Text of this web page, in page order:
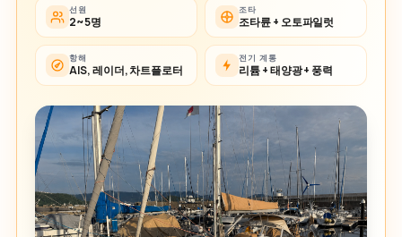
선원
2~5명
조타
조타륜 + 오토파일럿
항해
AIS, 레이더, 차트플로터
전기 계통
리튬 + 태양광 + 풍력